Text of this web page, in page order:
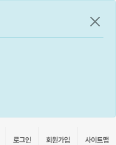
공지
로그인 회원가입 사이트맵